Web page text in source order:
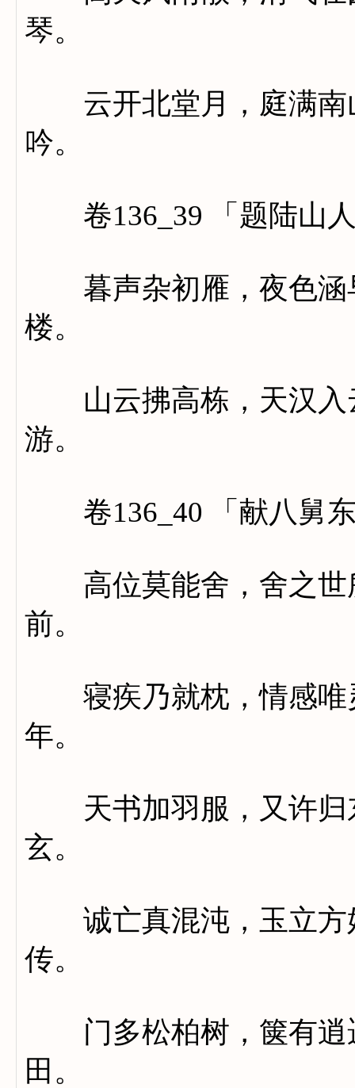
琴。
云开北堂月，庭满南
吟。
卷136_39 「题陆山人
暮声杂初雁，夜色涵
楼。
山云拂高栋，天汉入
游。
卷136_40 「献八舅东
高位莫能舍，舍之世
前。
寝疾乃就枕，情感唯
年。
天书加羽服，又许归
玄。
诚亡真混沌，玉立方
传。
门多松柏树，箧有逍
田。